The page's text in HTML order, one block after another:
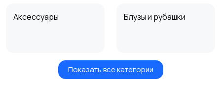
Аксессуары Блузы и рубашки
Будущим мамам Верхняя одежда
Показать все категории